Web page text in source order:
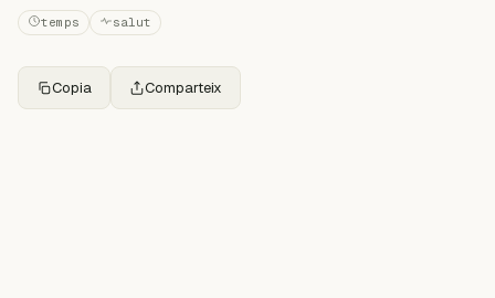
temps salut
Copia Comparteix